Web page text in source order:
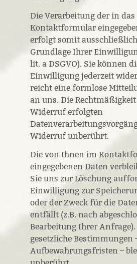
Die Verarbeitung der in das
Kontaktformular
erfolgt somit
Grundlage Ihrer
lit. a DSGVO). Sie können
Einwilligung jederzeit
reicht eine formlose
an uns. Die
Widerruf erfolgten
Widerruf unberührt.
Die von Ihnen im
eingegebenen Daten
Sie uns zur Löschung
Einwilligung zur
oder der Zweck für die
entfällt (z.B. nach
Bearbeitung Ihrer
gesetzliche Bestimmungen
Aufbewahrungsfristen –